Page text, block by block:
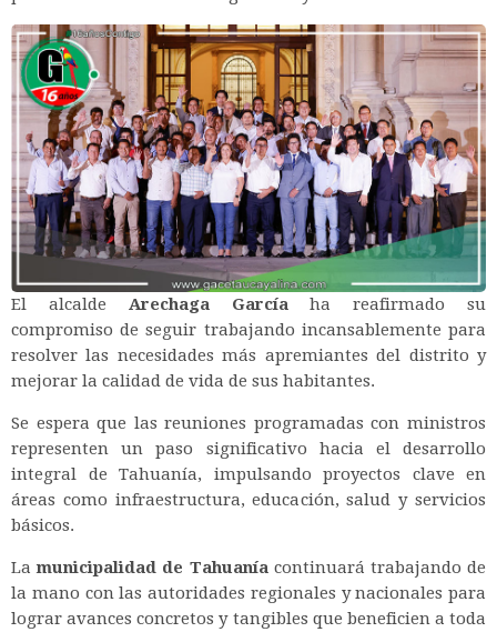
El alcalde Arechaga Garcíaha reafirmado su
compromiso de seguir trabajando incansablemente para
resolver las necesidades más apremiantes del distrito y
mejorar la calidad de vida de sus habitantes.
Se espera que las reuniones programadas con ministros
representen un paso significativo hacia el desarrollo
integral de Tahuanía, impulsando proyectos clave en
áreas como infraestructura, educación, salud y servicios
básicos.
Lamunicipalidad de Tahuaníacontinuará trabajando de
la mano con las autoridades regionales y nacionales para
lograr avances concretos y tangibles que beneficien a toda